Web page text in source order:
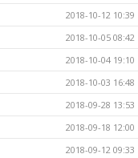
2018-10-12 10:39
2018-10-05 08:42
2018-10-04 19:10
2018-10-03 16:48
2018-09-28 13:53
2018-09-18 12:00
2018-09-12 09:33